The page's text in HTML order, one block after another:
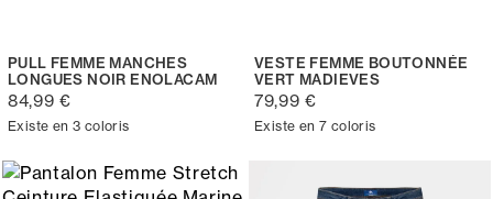
PULL FEMME MANCHES
LONGUES NOIR ENOLACAM
84,99 €
Existe en 3 coloris
VESTE FEMME BOUTONNÉE
VERT MADIEVES
79,99 €
Existe en 7 coloris